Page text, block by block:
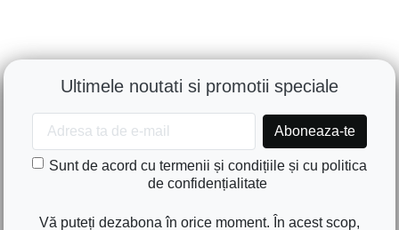
Ultimele noutati si promotii speciale
Sunt de acord cu termenii și condițiile și cu politica
de confidențialitate
Vă puteți dezabona în orice moment. În acest scop,